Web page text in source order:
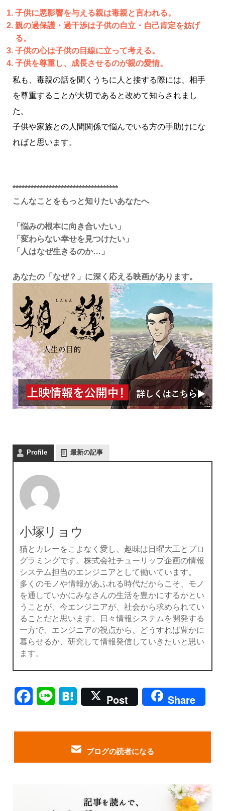
子供に悪影響を与える親は毒親と言われる。
親の過保護・過干渉は子供の自立・自己肯定を妨げ
る。
子供の心は子供の目線に立って考える。
子供を尊重し、成長させるのが親の愛情。
私も、毒親の話を聞くうちに人と接する際には、相手
を尊重することが大切であると改めて知らされまし
た。
子供や家族との人間関係で悩んでいる方の手助けにな
ればと思います。
***********************************
こんなことをもっと知りたいあなたへ
「悩みの根本に向き合いたい」
「変わらない幸せを見つけたい」
「人はなぜ生きるのか…」
あなたの「なぜ？」に深く応える映画があります。
Profile 最新の記事
小塚リョウ
猫とカレーをこよなく愛し、趣味は日曜大工とプロ
グラミングです。株式会社チューリップ企画の情報
システム担当のエンジニアとして働いています。
多くのモノや情報があふれる時代だからこそ、モノ
を通していかにみなさんの生活を豊かにするかとい
うことが、今エンジニアが、社会から求められてい
ることだと思います。日々情報システムを開発する
一方で、エンジニアの視点から、どうすれば豊かに
暮らせるか、研究して情報発信していきたいと思い
ます。
Facebook
Line Hatena
Post Share
ブログの読者になる